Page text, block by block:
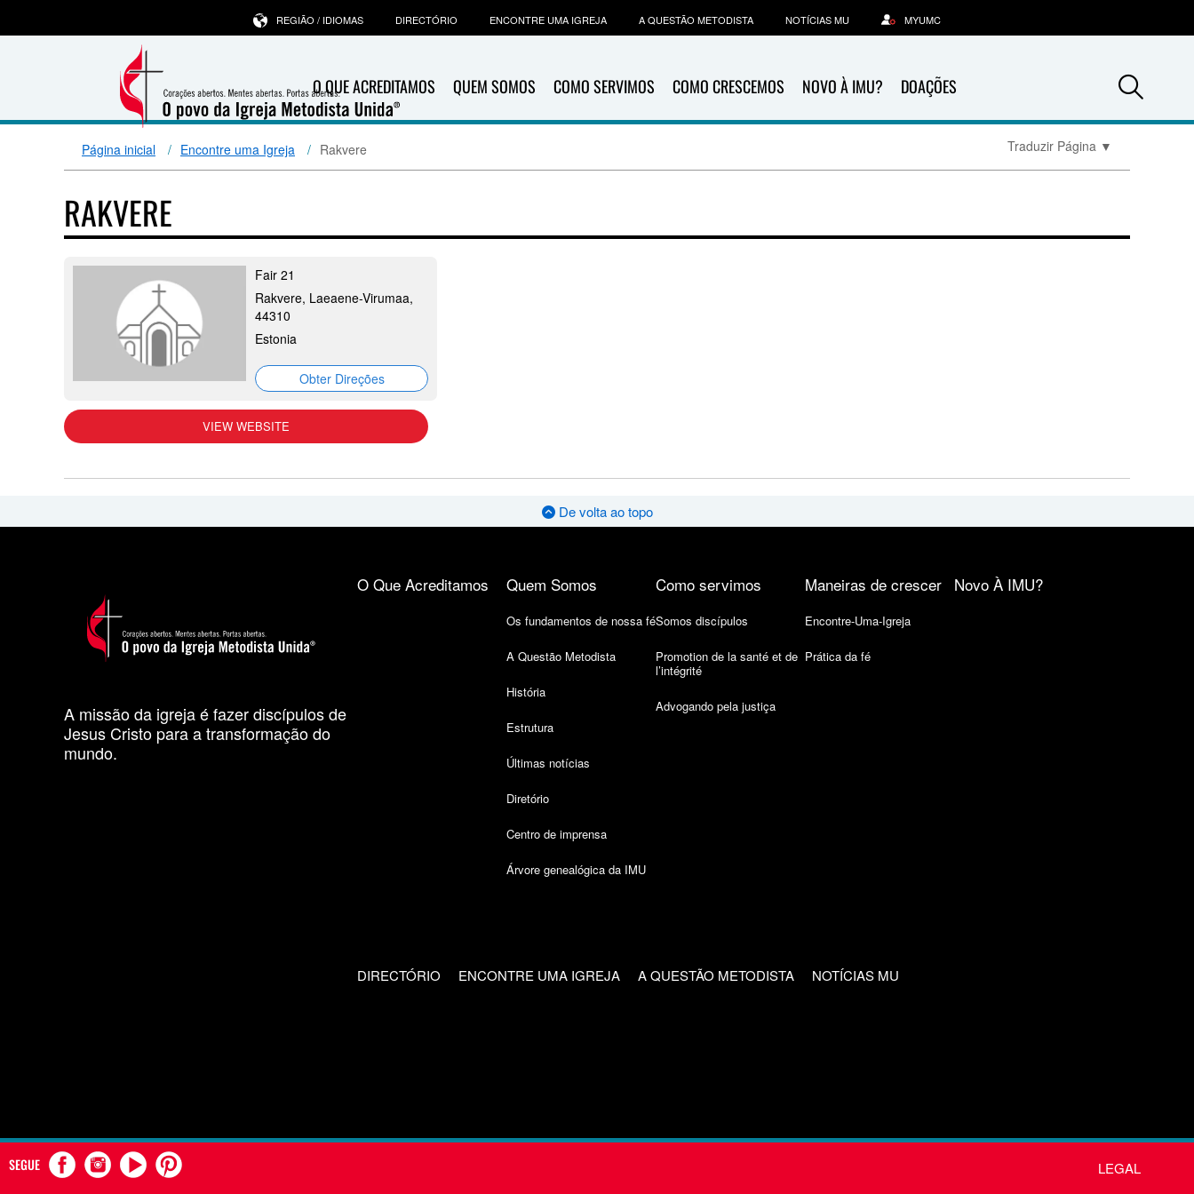
O QUE ACREDITAMOS QUEM SOMOS COMO SERVIMOS COMO CRESCEMOS NOVO À IMU? DOAÇÕES
REGIÃO / IDIOMAS DIRECTÓRIO ENCONTRE UMA IGREJA A QUESTÃO METODISTA NOTÍCIAS MU MYUMC
Página inicial Encontre uma Igreja Rakvere Traduzir Página ▼
RAKVERE
Fair 21
Rakvere, Laeaene-Virumaa,
44310
Estonia
Obter Direções
VIEW WEBSITE
De volta ao topo
A missão da igreja é fazer discípulos de
Jesus Cristo para a transformação do
mundo.
O Que Acreditamos Quem Somos
Os fundamentos de nossa fé
A Questão Metodista
História
Estrutura
Últimas notícias
Diretório
Centro de imprensa
Árvore genealógica da IMU
Como servimos
Somos discípulos
Promotion de la santé et de
l’intégrité
Advogando pela justiça
Maneiras de crescer
Encontre-Uma-Igreja
Prática da fé
Novo À IMU?
DIRECTÓRIO ENCONTRE UMA IGREJA A QUESTÃO METODISTA NOTÍCIAS MU
SEGUE LEGAL